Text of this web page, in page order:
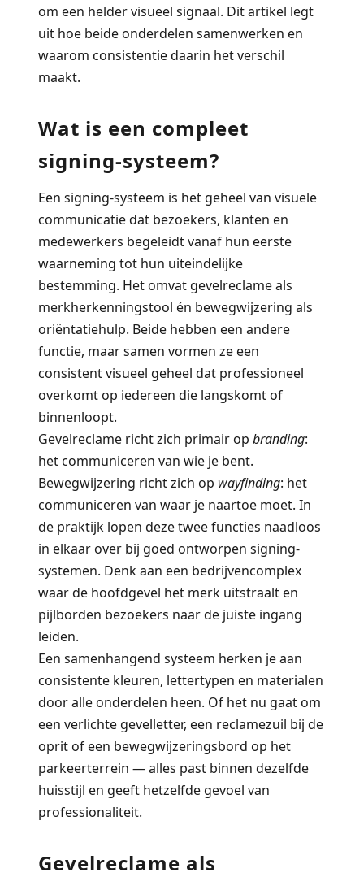
om een helder visueel signaal. Dit artikel legt
uit hoe beide onderdelen samenwerken en
waarom consistentie daarin het verschil
maakt.
Wat is een compleet
signing-systeem?
Een signing-systeem is het geheel van visuele
communicatie dat bezoekers, klanten en
medewerkers begeleidt vanaf hun eerste
waarneming tot hun uiteindelijke
bestemming. Het omvat gevelreclame als
merkherkenningstool én bewegwijzering als
oriëntatiehulp. Beide hebben een andere
functie, maar samen vormen ze een
consistent visueel geheel dat professioneel
overkomt op iedereen die langskomt of
binnenloopt.
Gevelreclame richt zich primair op branding:
het communiceren van wie je bent.
Bewegwijzering richt zich op wayfinding: het
communiceren van waar je naartoe moet. In
de praktijk lopen deze twee functies naadloos
in elkaar over bij goed ontworpen signing-
systemen. Denk aan een bedrijvencomplex
waar de hoofdgevel het merk uitstraalt en
pijlborden bezoekers naar de juiste ingang
leiden.
Een samenhangend systeem herken je aan
consistente kleuren, lettertypen en materialen
door alle onderdelen heen. Of het nu gaat om
een verlichte gevelletter, een reclamezuil bij de
oprit of een bewegwijzeringsbord op het
parkeerterrein — alles past binnen dezelfde
huisstijl en geeft hetzelfde gevoel van
professionaliteit.
Gevelreclame als